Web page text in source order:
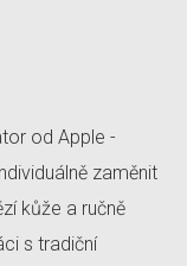
od Apple -
zaměnit
kůže a ručně
s tradiční